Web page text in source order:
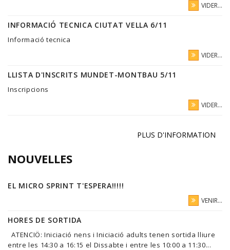
VIDER...
INFORMACIÓ TECNICA CIUTAT VELLA 6/11
Informació tecnica
VIDER...
LLISTA D'INSCRITS MUNDET-MONTBAU 5/11
Inscripcions
VIDER...
PLUS D'INFORMATION
NOUVELLES
EL MICRO SPRINT T'ESPERA!!!!!
VENIR...
HORES DE SORTIDA
ATENCIÖ: Iniciació nens i Iniciació adults tenen sortida lliure
entre les 14:30 a 16:15 el Dissabte i entre les 10:00 a 11:30...